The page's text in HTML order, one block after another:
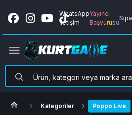
WhatsApp
İletişim
Yayıncı
Başvurusu
Kategoriler Poppo Live